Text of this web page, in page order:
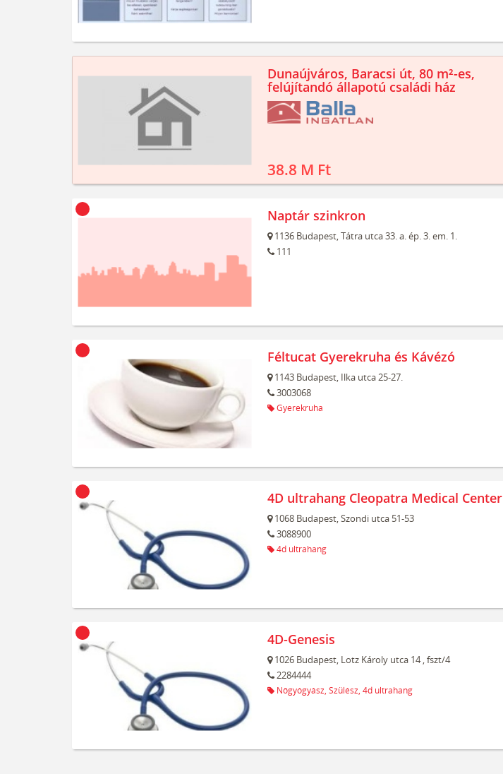
Dunaújváros, Baracsi út, 80 m²-es,
felújítandó állapotú családi ház
38.8 M Ft
Naptár szinkron
1136 Budapest,Tátra utca 33. a. ép. 3. em. 1.
111
Féltucat Gyerekruha és Kávézó
1143 Budapest, Ilka utca 25-27.
3003068
Gyerekruha
4D ultrahang Cleopatra Medical Center
1068 Budapest,Szondi utca 51-53
3088900
4d ultrahang
4D-Genesis
1026 Budapest, Lotz Károly utca 14, fszt/4
2284444
Nőgyógyász, Szülész, 4d ultrahang